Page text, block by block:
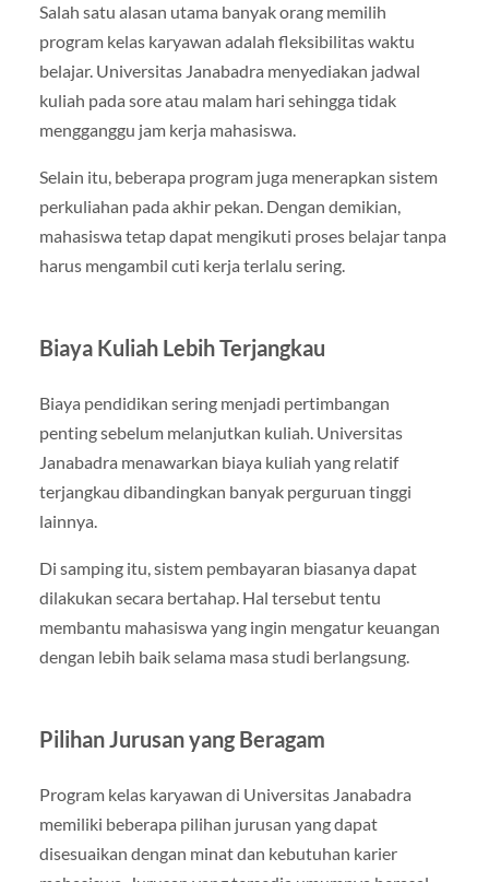
Salah satu alasan utama banyak orang memilih
program kelas karyawan adalah fleksibilitas waktu
belajar. Universitas Janabadra menyediakan jadwal
kuliah pada sore atau malam hari sehingga tidak
mengganggu jam kerja mahasiswa.
Selain itu, beberapa program juga menerapkan sistem
perkuliahan pada akhir pekan. Dengan demikian,
mahasiswa tetap dapat mengikuti proses belajar tanpa
harus mengambil cuti kerja terlalu sering.
Biaya Kuliah Lebih Terjangkau
Biaya pendidikan sering menjadi pertimbangan
penting sebelum melanjutkan kuliah. Universitas
Janabadra menawarkan biaya kuliah yang relatif
terjangkau dibandingkan banyak perguruan tinggi
lainnya.
Di samping itu, sistem pembayaran biasanya dapat
dilakukan secara bertahap. Hal tersebut tentu
membantu mahasiswa yang ingin mengatur keuangan
dengan lebih baik selama masa studi berlangsung.
Pilihan Jurusan yang Beragam
Program kelas karyawan di Universitas Janabadra
memiliki beberapa pilihan jurusan yang dapat
disesuaikan dengan minat dan kebutuhan karier